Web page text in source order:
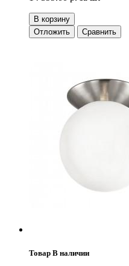
В корзину
Отложить
Сравнить
Товар В наличии